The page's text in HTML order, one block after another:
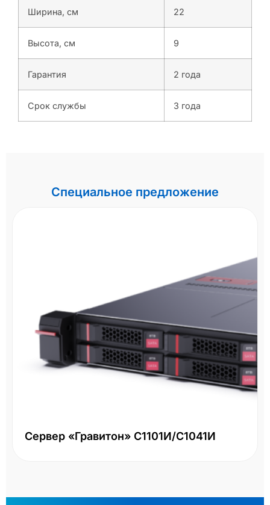
Ширина, см 22
Высота, см 9
Гарантия 2 года
Срок службы 3 года
Специальное предложение
Сервер «Гравитон» С1101И/С1041И